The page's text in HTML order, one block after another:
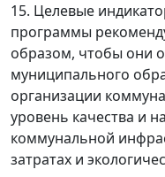
15. Целевые
программы
образом, чтобы они
муниципального
организации
уровень качества и
коммунальной
затратах и